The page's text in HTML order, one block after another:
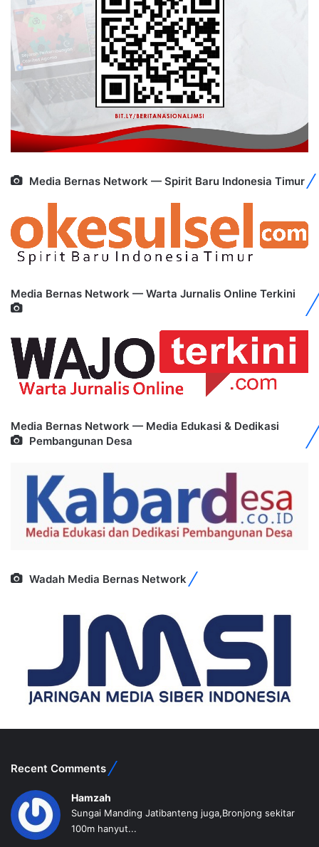
Media Bernas Network — Spirit Baru Indonesia Timur
Media Bernas Network — Warta Jurnalis Online Terkini
Media Bernas Network — Media Edukasi & Dedikasi
Pembangunan Desa
Wadah Media Bernas Network
Recent Comments
Hamzah
Sungai Manding Jatibanteng juga,Bronjong sekitar
100m hanyut...